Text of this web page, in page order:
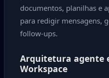
documentos, planilhas e
para redigir mensagens,
follow-ups.
Arquitetura agente
Workspace